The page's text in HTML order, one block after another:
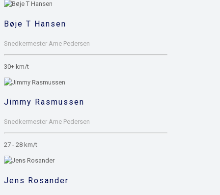
Bøje T Hansen
Snedkermester Arne Pedersen
30+ km/t
Jimmy Rasmussen
Snedkermester Arne Pedersen
27 - 28 km/t
Jens Rosander